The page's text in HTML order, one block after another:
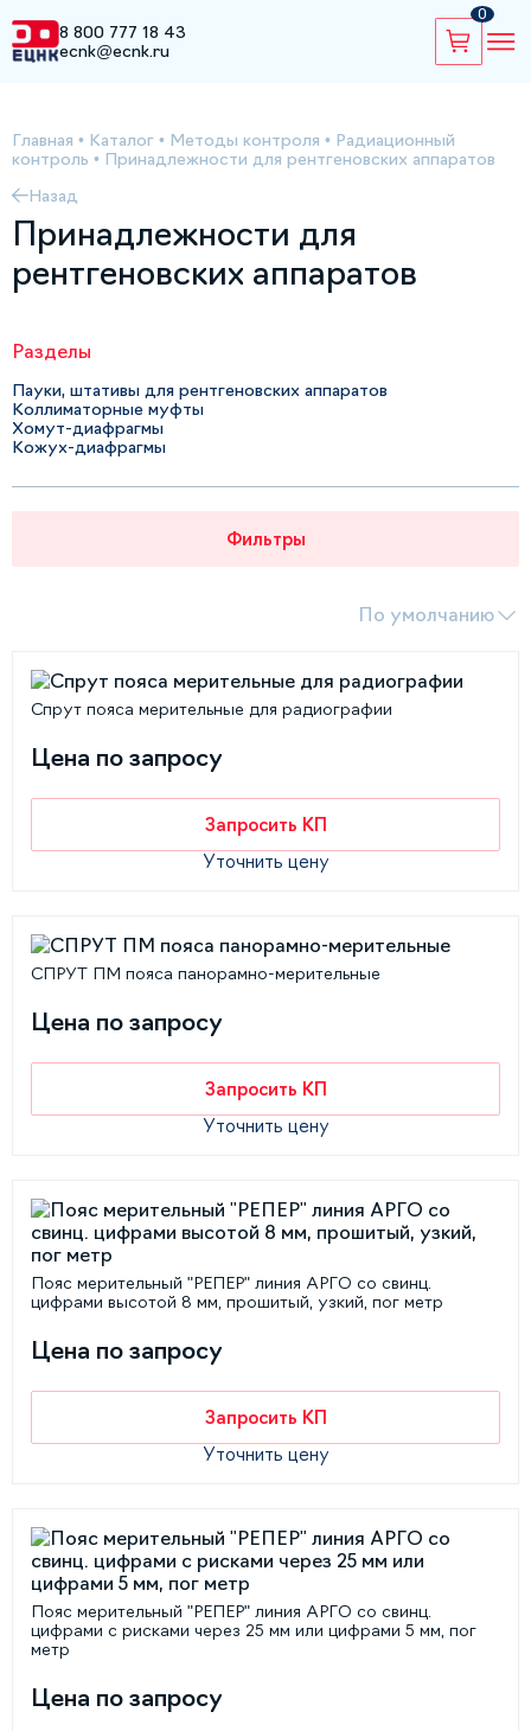
8 800 777 18 43
ecnk@ecnk.ru
0
Главная • Каталог • Методы контроля • Радиационный
контроль • Принадлежности для рентгеновских аппаратов
Назад
Принадлежности для
рентгеновских аппаратов
Разделы
Пауки, штативы для рентгеновских аппаратов
Коллиматорные муфты
Хомут-диафрагмы
Кожух-диафрагмы
Фильтры
По умолчанию
Спрут пояса мерительные для радиографии
Цена по запросу
Запросить КП
Уточнить цену
СПРУТ ПМ пояса панорамно-мерительные
Цена по запросу
Запросить КП
Уточнить цену
Пояс мерительный "РЕПЕР" линия АРГО со свинц.
цифрами высотой 8 мм, прошитый, узкий, пог метр
Цена по запросу
Запросить КП
Уточнить цену
Пояс мерительный "РЕПЕР" линия АРГО со свинц.
цифрами с рисками через 25 мм или цифрами 5 мм, пог
метр
Цена по запросу